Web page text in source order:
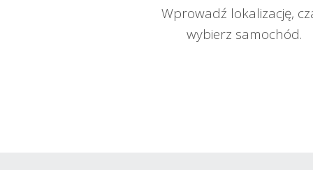
Wprowadź lokalizację,
wybierz samochód.